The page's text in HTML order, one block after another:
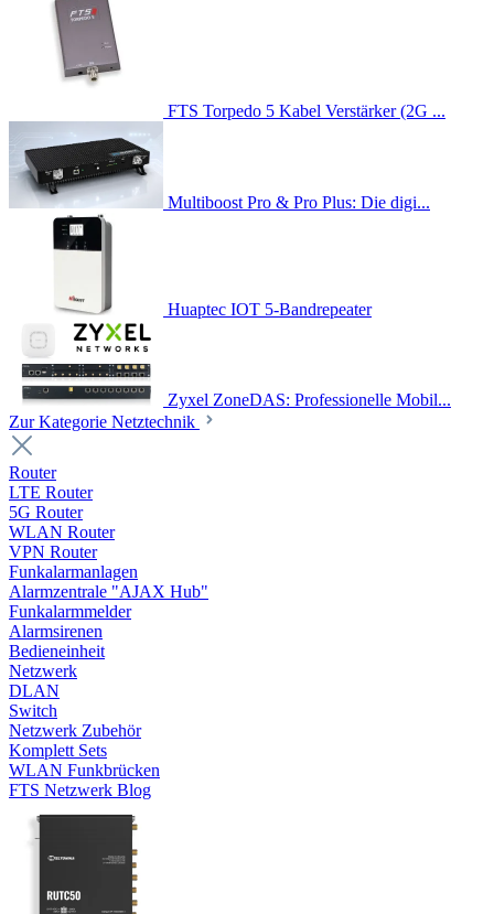
FTS Torpedo 5 Kabel Verstärker (2G ...
Multiboost Pro & Pro Plus: Die digi...
Huaptec IOT 5-Bandrepeater
Zyxel ZoneDAS: Professionelle Mobil...
Zur Kategorie Netztechnik
Router
LTE Router
5G Router
WLAN Router
VPN Router
Funkalarmanlagen
Alarmzentrale "AJAX Hub"
Funkalarmmelder
Alarmsirenen
Bedieneinheit
Netzwerk
DLAN
Switch
Netzwerk Zubehör
Komplett Sets
WLAN Funkbrücken
FTS Netzwerk Blog